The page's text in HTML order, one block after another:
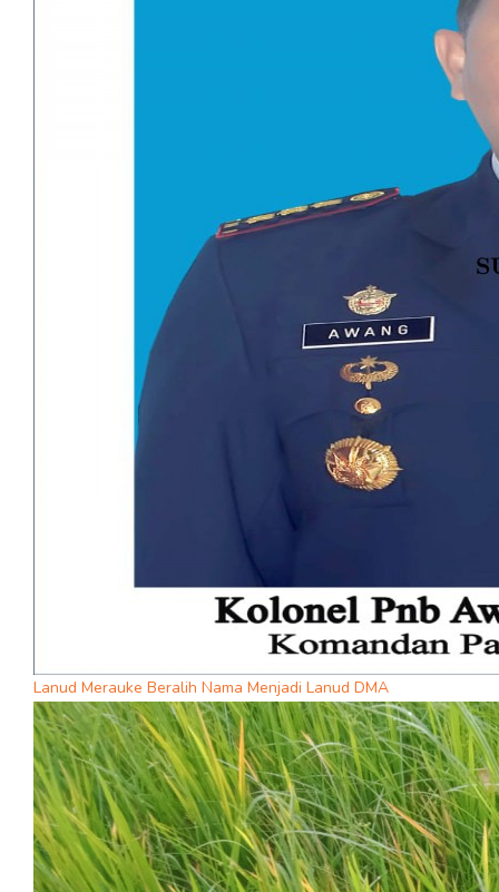
Lanud Merauke Beralih Nama Menjadi Lanud DMA